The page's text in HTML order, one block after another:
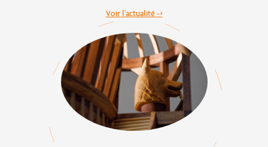
Voir l'actualité ->